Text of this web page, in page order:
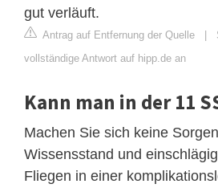
gut verläuft.
Antrag auf Entfernung der Quelle |
vollständige Antwort auf hipp.de an
Kann man in der 11
Machen Sie sich keine
Wissensstand und
Fliegen in einer